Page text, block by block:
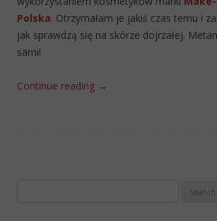
Polska. Otrzymałam je jakiś czas temu i
jak sprawdzą się na skórze dojrzałej.
sami!
Continue reading →